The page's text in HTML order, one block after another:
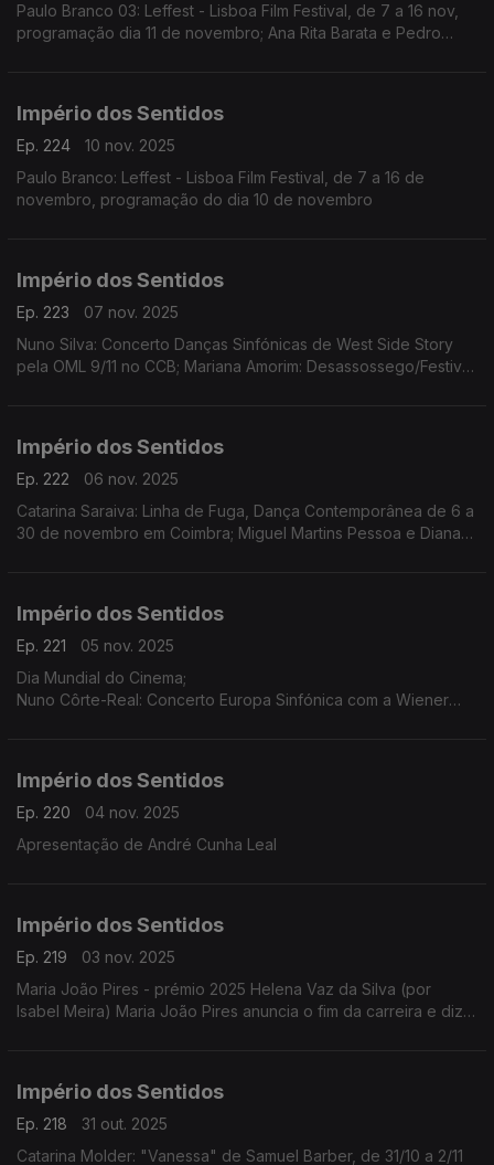
Paulo Branco 03: Leffest - Lisboa Film Festival, de 7 a 16 nov,
programação dia 11 de novembro; Ana Rita Barata e Pedro
Império dos Sentidos
Ep. 224
10 nov. 2025
Paulo Branco: Leffest - Lisboa Film Festival, de 7 a 16 de
novembro, programação do dia 10 de novembro
Império dos Sentidos
Ep. 223
07 nov. 2025
Nuno Silva: Concerto Danças Sinfónicas de West Side Story
pela OML 9/11 no CCB; Mariana Amorim: Desassossego/Festival
Império dos Sentidos
Ep. 222
06 nov. 2025
Catarina Saraiva: Linha de Fuga, Dança Contemporânea de 6 a
30 de novembro em Coimbra; Miguel Martins Pessoa e Diana
Império dos Sentidos
Ep. 221
05 nov. 2025
Dia Mundial do Cinema;
Nuno Côrte-Real: Concerto Europa Sinfónica com a Wiener
Império dos Sentidos
Ep. 220
04 nov. 2025
Apresentação de André Cunha Leal
Império dos Sentidos
Ep. 219
03 nov. 2025
Maria João Pires - prémio 2025 Helena Vaz da Silva (por
Isabel Meira) Maria João Pires anuncia o fim da carreira e diz
Império dos Sentidos
Ep. 218
31 out. 2025
Catarina Molder: "Vanessa" de Samuel Barber, de 31/10 a 2/11